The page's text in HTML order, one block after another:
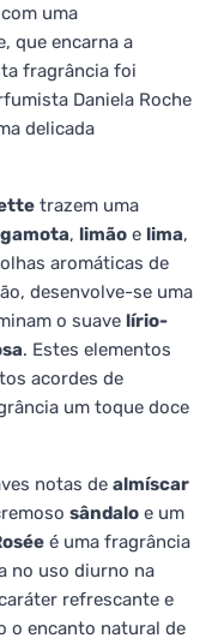
uma
que encarna a
fragrância foi
Daniela Roche
delicada
trazem uma
, limão e lima,
aromáticas de
desenvolve-se uma
o suave lírio-
. Estes elementos
acordes de
um toque doce
notas de almíscar
sândalo e um
é uma fragrância
no uso diurno na
refrescante e
o encanto natural de